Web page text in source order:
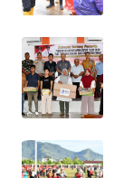
MKLI
LPKKI
LKKI
KOPEKLIN